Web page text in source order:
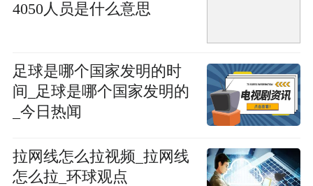
4050人员是什么意思
足球是哪个国家发明的时
间_足球是哪个国家发明的
_今日热闻
拉网线怎么拉视频_拉网线
怎么拉_环球观点